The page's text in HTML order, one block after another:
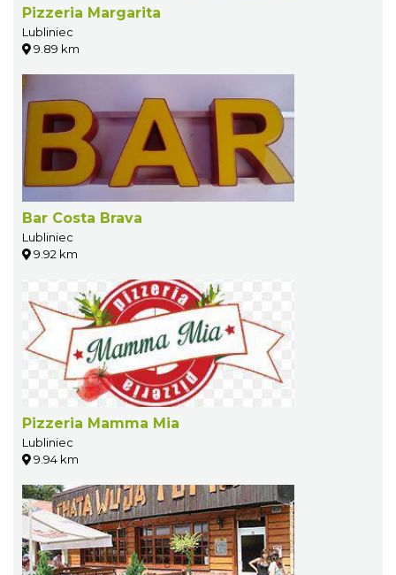
Pizzeria Margarita
Lubliniec
9.89 km
Bar Costa Brava
Lubliniec
9.92 km
Pizzeria Mamma Mia
Lubliniec
9.94 km